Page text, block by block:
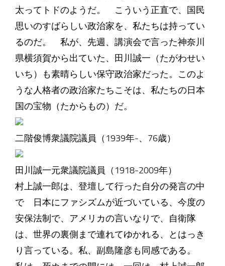
太ってトドのようだ。 こういう正直で、国民
思いのすばらしい政治家を、私たちは持ってい
るのだ。 私が、先週、講演会で言った神奈川
県横須賀から出ていた、田川誠一（たがわせい
いち）も素晴らしい保守政治家だった。このよ
うな人格者の政治家たちこそは、私たちの日本
国の宝物（たからもの）だ。
二階俊博衆議院議員（1939年‐、76歳）
田川誠一元衆議院議員（1918‐2009年）
村上誠一郎は、登壇して行った自分の発言の中
で 日本にファシズムが近づいている、今度の
安保法制で、アメリカの言いなりで、自衛隊
は、世界の裏側まで連れてゆかれる、とはっき
り言っている。私、副島隆彦も同感である。